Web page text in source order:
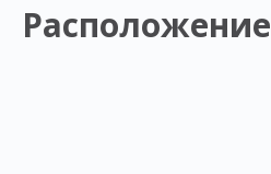
Расположение